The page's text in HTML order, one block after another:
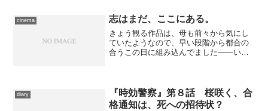
覚え、診察を買って出る。当初はハウス
医師の考えすぎかと思われ...
cinema 志はまだ、ここにある。
きょう観る作品は、母も前々から気にし
ていたようなので、早い段階から都合の
合うこの日に組み込んでました――いざ
場や、夕方以降の...
diary
『時効警察』第８話 桜咲く、合
格通知は、死への招待状？